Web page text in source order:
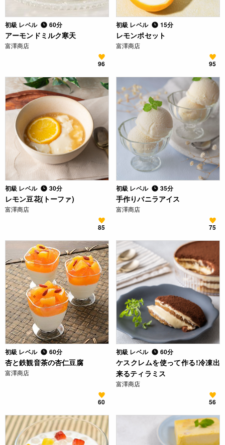
初級 レベル 60分
アーモンドミルク寒天
富澤商店
96
初級 レベル 15分
レモンポセット
富澤商店
95
初級 レベル 30分
レモン豆花(トーファ)
富澤商店
85
初級 レベル 35分
手作りバニラアイス
富澤商店
75
初級 レベル 60分
杏と鉄観音茶の杏仁豆腐
富澤商店
60
初級 レベル 60分
ケスクレムを使って作る!冷凍出
来るティラミス
富澤商店
56